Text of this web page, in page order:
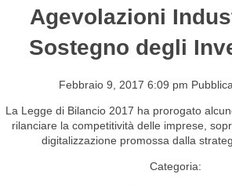
Agevolazioni
Sostegno degli
Febbraio 9, 2017 6:09 pm
La Legge di Bilancio 2017 ha prorogato
rilanciare la competitività delle imprese,
digitalizzazione promossa dalla
Categoria: